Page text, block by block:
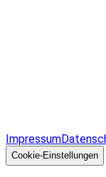
Impressum
Cookie-Einstellungen